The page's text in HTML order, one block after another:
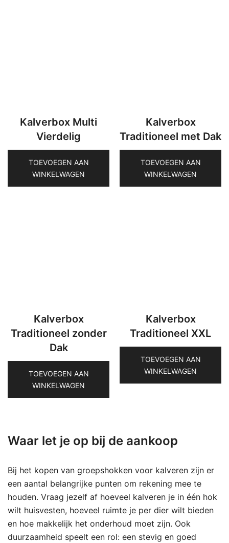
Kalverbox Multi
Vierdelig
TOEVOEGEN AAN
WINKELWAGEN
Kalverbox
Traditioneel met Dak
TOEVOEGEN AAN
WINKELWAGEN
Kalverbox
Traditioneel zonder
Dak
TOEVOEGEN AAN
WINKELWAGEN
Kalverbox
Traditioneel XXL
TOEVOEGEN AAN
WINKELWAGEN
Waar let je op bij de aankoop
Bij het kopen van groepshokken voor kalveren zijn er
een aantal belangrijke punten om rekening mee te
houden. Vraag jezelf af hoeveel kalveren je in één hok
wilt huisvesten, hoeveel ruimte je per dier wilt bieden
en hoe makkelijk het onderhoud moet zijn. Ook
duurzaamheid speelt een rol: een stevig en goed